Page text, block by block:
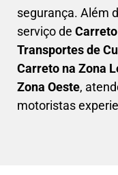
segurança. Além
serviço de
Transportes de
Carreto na Zona
Zona Oeste,
motoristas